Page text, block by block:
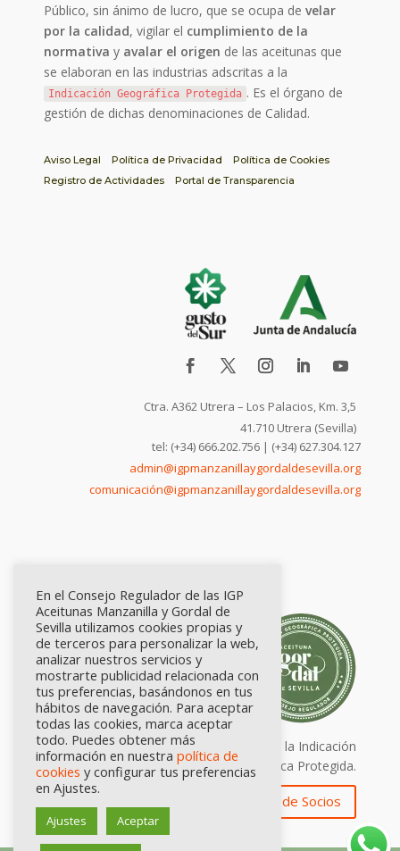
Público, sin ánimo de lucro, que se ocupa develar
por la calidad, vigilar el cumplimiento de la
normativa y avalar el origen de las aceitunas que
se elaboran en las industrias adscritas a la
Indicación Geográfica Protegida . Es el órgano de
gestión de dichas denominaciones de Calidad.
Aviso Legal Política de Privacidad
Política de Cookies
Registro de Actividades
Portal de Transparencia
Ctra. A362 Utrera – Los Palacios, Km. 3,5
41.710 Utrera (Sevilla)
tel: (+34) 666.202.756 | (+34) 627.304.127
admin@igpmanzanillaygordaldesevilla.org
comunicación@igpmanzanillaygordaldesevilla.org
Calidad certificada por Origen. Sellos de la Indicación
Geográfica Protegida.
Zona de Socios
En el Consejo Regulador de las IGP
Aceitunas Manzanilla y Gordal de
Sevilla utilizamos cookies propias y
de terceros para personalizar la web,
analizar nuestros servicios y
mostrarte publicidad relacionada con
tus preferencias, basándonos en tus
hábitos de navegación. Para aceptar
todas las cookies, marca aceptar
todo. Puedes obtener más
información en nuestra política de
cookies y configurar tus preferencias
en Ajustes.
Ajustes Aceptar